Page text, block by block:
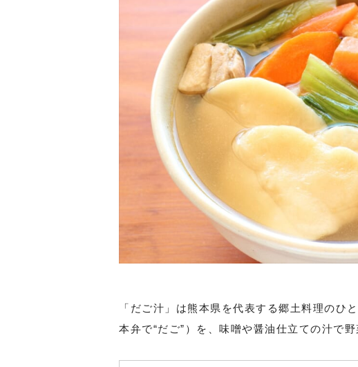
「だご汁」は熊本県を代表する郷土料理のひ
本弁で“だご”）を、味噌や醤油仕立ての汁で